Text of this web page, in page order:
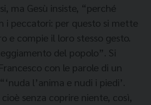
ma Gesù insiste, “perché
i peccatori: per questo si mette
e compie il loro stesso gesto.
del popolo”. Si
con le parole di un
l’anima e nudi i piedi’.
senza coprire niente, così,